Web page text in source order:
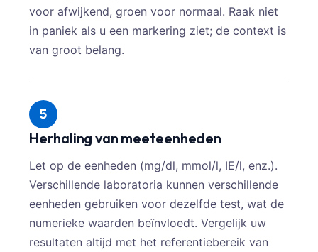
voor afwijkend, groen voor normaal. Raak niet
in paniek als u een markering ziet; de context is
van groot belang.
5
Herhaling van meeteenheden
Let op de eenheden (mg/dl, mmol/l, IE/l, enz.).
Verschillende laboratoria kunnen verschillende
eenheden gebruiken voor dezelfde test, wat de
numerieke waarden beïnvloedt. Vergelijk uw
resultaten altijd met het referentiebereik van